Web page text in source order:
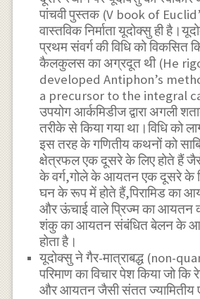
पांचवी पुस्तक (V book of
वास्तविक निर्माता यूदोक्सु ही
प्रथम संवर्ग की विधि को विकसित
कैलकुलस का अग्रदूत थी (He
developed Antiphon’s
a precursor to the integral
उपयोग आर्कमिडीज द्वारा अगली
तरीके से किया गया था।विधि को
इस तरह के गणितीय कथनों को
क्षेत्रफल एक दूसरे के लिए होते हैं
के वर्ग,गोले के आयतन एक दूसरे के
घन के रूप में होते हैं,पिरामिड का
और ऊंचाई वाले प्रिज्म का आयतन
शंकु का आयतन संबंधित बेलन के
होता है।
यूदोक्सु ने गैर-मात्राबद्ध (non-
परिमाण का विचार पेश किया जो
और आयतन जैसी संतत ज्यामितीय